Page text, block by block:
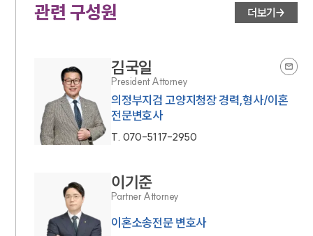
대륜법률상담예약
관련 구성원 더보기
김국일
President Attorney
의정부지검 고양지청장 경력,형사/이혼
전문변호사
T. 070-5117-2950
이기준
Partner Attorney
이혼소송전문 변호사